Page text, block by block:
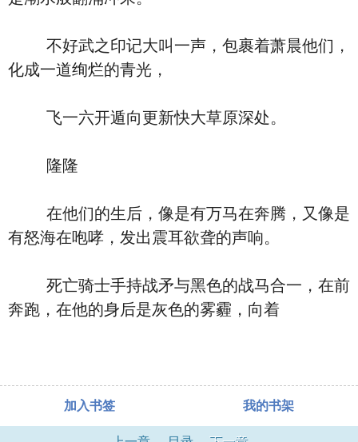
不好武之印记大叫一声，包裹着萧晨他们，
化成一道绚烂的青光，
飞一六开遁向更新快大草原深处。
隆隆
在他们的生后，像是有万马在奔腾，又像是
有怒海在咆哮，发出震耳欲聋的声响。
死亡骑士手持战矛与黑色的战马合一，在前
奔跑，在他的身后是灰色的雾霾，向着
加入书签 我的书架